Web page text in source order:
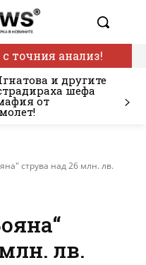
точния анализ!
и другите
шефа
от
струва над 26 млн. лв.
лв.